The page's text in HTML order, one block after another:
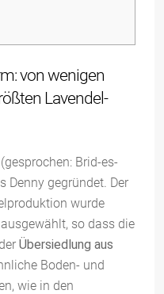
von wenigen
Lavendel-
(gesprochen: Brid-es-
Denny gegründet. Der
wurde
so dass die
Übersiedlung aus
Boden- und
wie in den